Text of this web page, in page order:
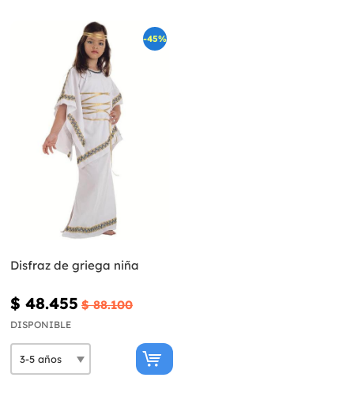
-45%
Disfraz de griega niña
$ 48.455 $ 88.100
DISPONIBLE